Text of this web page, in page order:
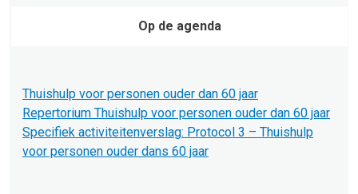
Op de agenda
Thuishulp voor personen ouder dan 60 jaar
Repertorium Thuishulp voor personen ouder dan 60 jaar
Specifiek activiteitenverslag: Protocol 3 – Thuishulp
voor personen ouder dans 60 jaar